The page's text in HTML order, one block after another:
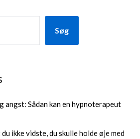
Søg
angst: Sådan kan en hypnoterapeut
ikke vidste, du skulle holde øje med